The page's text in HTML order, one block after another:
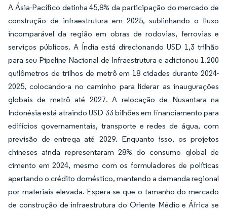
A Ásia-Pacífico detinha 45,8% da participação do mercado de
construção de infraestrutura em 2025, sublinhando o fluxo
incomparável da região em obras de rodovias, ferrovias e
serviços públicos. A Índia está direcionando USD 1,3 trilhão
para seu Pipeline Nacional de Infraestrutura e adicionou 1.200
quilômetros de trilhos de metrô em 18 cidades durante 2024-
2025, colocando-a no caminho para liderar as inaugurações
globais de metrô até 2027. A relocação de Nusantara na
Indonésia está atraindo USD 33 bilhões em financiamento para
edifícios governamentais, transporte e redes de água, com
previsão de entrega até 2029. Enquanto isso, os projetos
chineses ainda representaram 28% do consumo global de
cimento em 2024, mesmo com os formuladores de políticas
apertando o crédito doméstico, mantendo a demanda regional
por materiais elevada. Espera-se que o tamanho do mercado
de construção de infraestrutura do Oriente Médio e África se